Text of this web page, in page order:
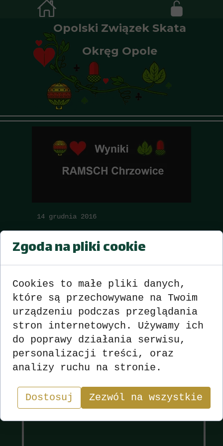
Opolski Związek Skata
Okręg Opole
Wyniki
14 grudnia 2016
6-TURNIEJ-SKATA-RAMSCH-
CHRZOWICE---sezon---2016---2017
Wyniki>>>zobacz <<<
lecz ten, kto najlepiej nimi gra.”
Zgoda na pliki cookie
Cookies to małe pliki danych,
które są przechowywane na Twoim
urządzeniu podczas przeglądania
stron internetowych. Używamy ich
do poprawy działania serwisu,
personalizacji treści, oraz
analizy ruchu na stronie.
Dostosuj Zezwól na wszystkie